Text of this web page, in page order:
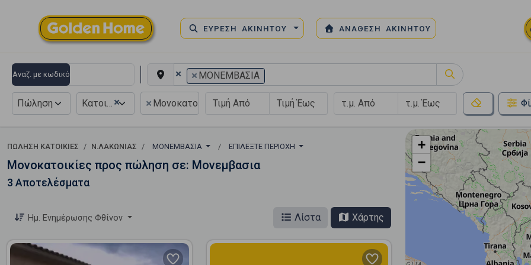
ΕΥΡΕΣΗ ΑΚΙΝΗΤΟΥ ΑΝΑΘΕΣΗ ΑΚΙΝΗΤΟΥ
Αναζ. με κωδικό × × ΜΟΝΕΜΒΑΣΙΑ
Πώληση ×
Κατοικία × Μονοκατοικία
ΠΏΛΗΣΗ ΚΑΤΟΙΚΊΕΣ Ν.ΛΑΚΩΝΙΑΣ ΜΟΝΕΜΒΑΣΙΑ ΕΠΙΛΈΞΤΕ ΠΕΡΙΟΧΉ
Μονοκατοικίες προς πώληση σε: Μονεμβασια
3 Αποτελέσματα
Ημ. Ενημέρωσης Φθίνον Λίστα Χάρτης
+
−